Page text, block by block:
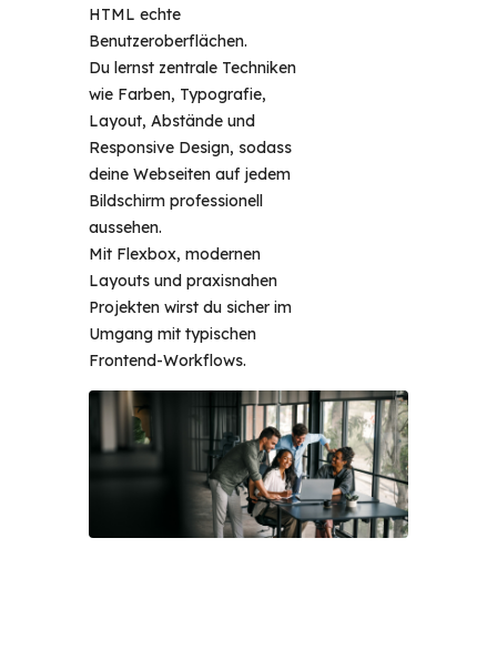
HTML echte
Benutzeroberflächen.
Du lernst zentrale Techniken
wie Farben, Typografie,
Layout, Abstände und
Responsive Design, sodass
deine Webseiten auf jedem
Bildschirm professionell
aussehen.
Mit Flexbox, modernen
Layouts und praxisnahen
Projekten wirst du sicher im
Umgang mit typischen
Frontend-Workflows.